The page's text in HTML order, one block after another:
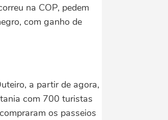
na COP, pedem
com ganho de
a partir de agora,
com 700 turistas
os passeios